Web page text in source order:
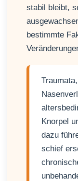
stabil bleibt,
bestimmte
Knorpel
dazu
schief